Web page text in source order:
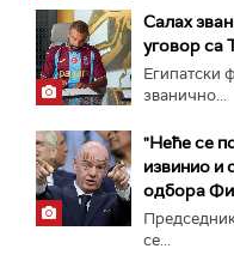
Салах
уговор са
Египатски
званично...
"Неће се
извинио и
одбора
се...